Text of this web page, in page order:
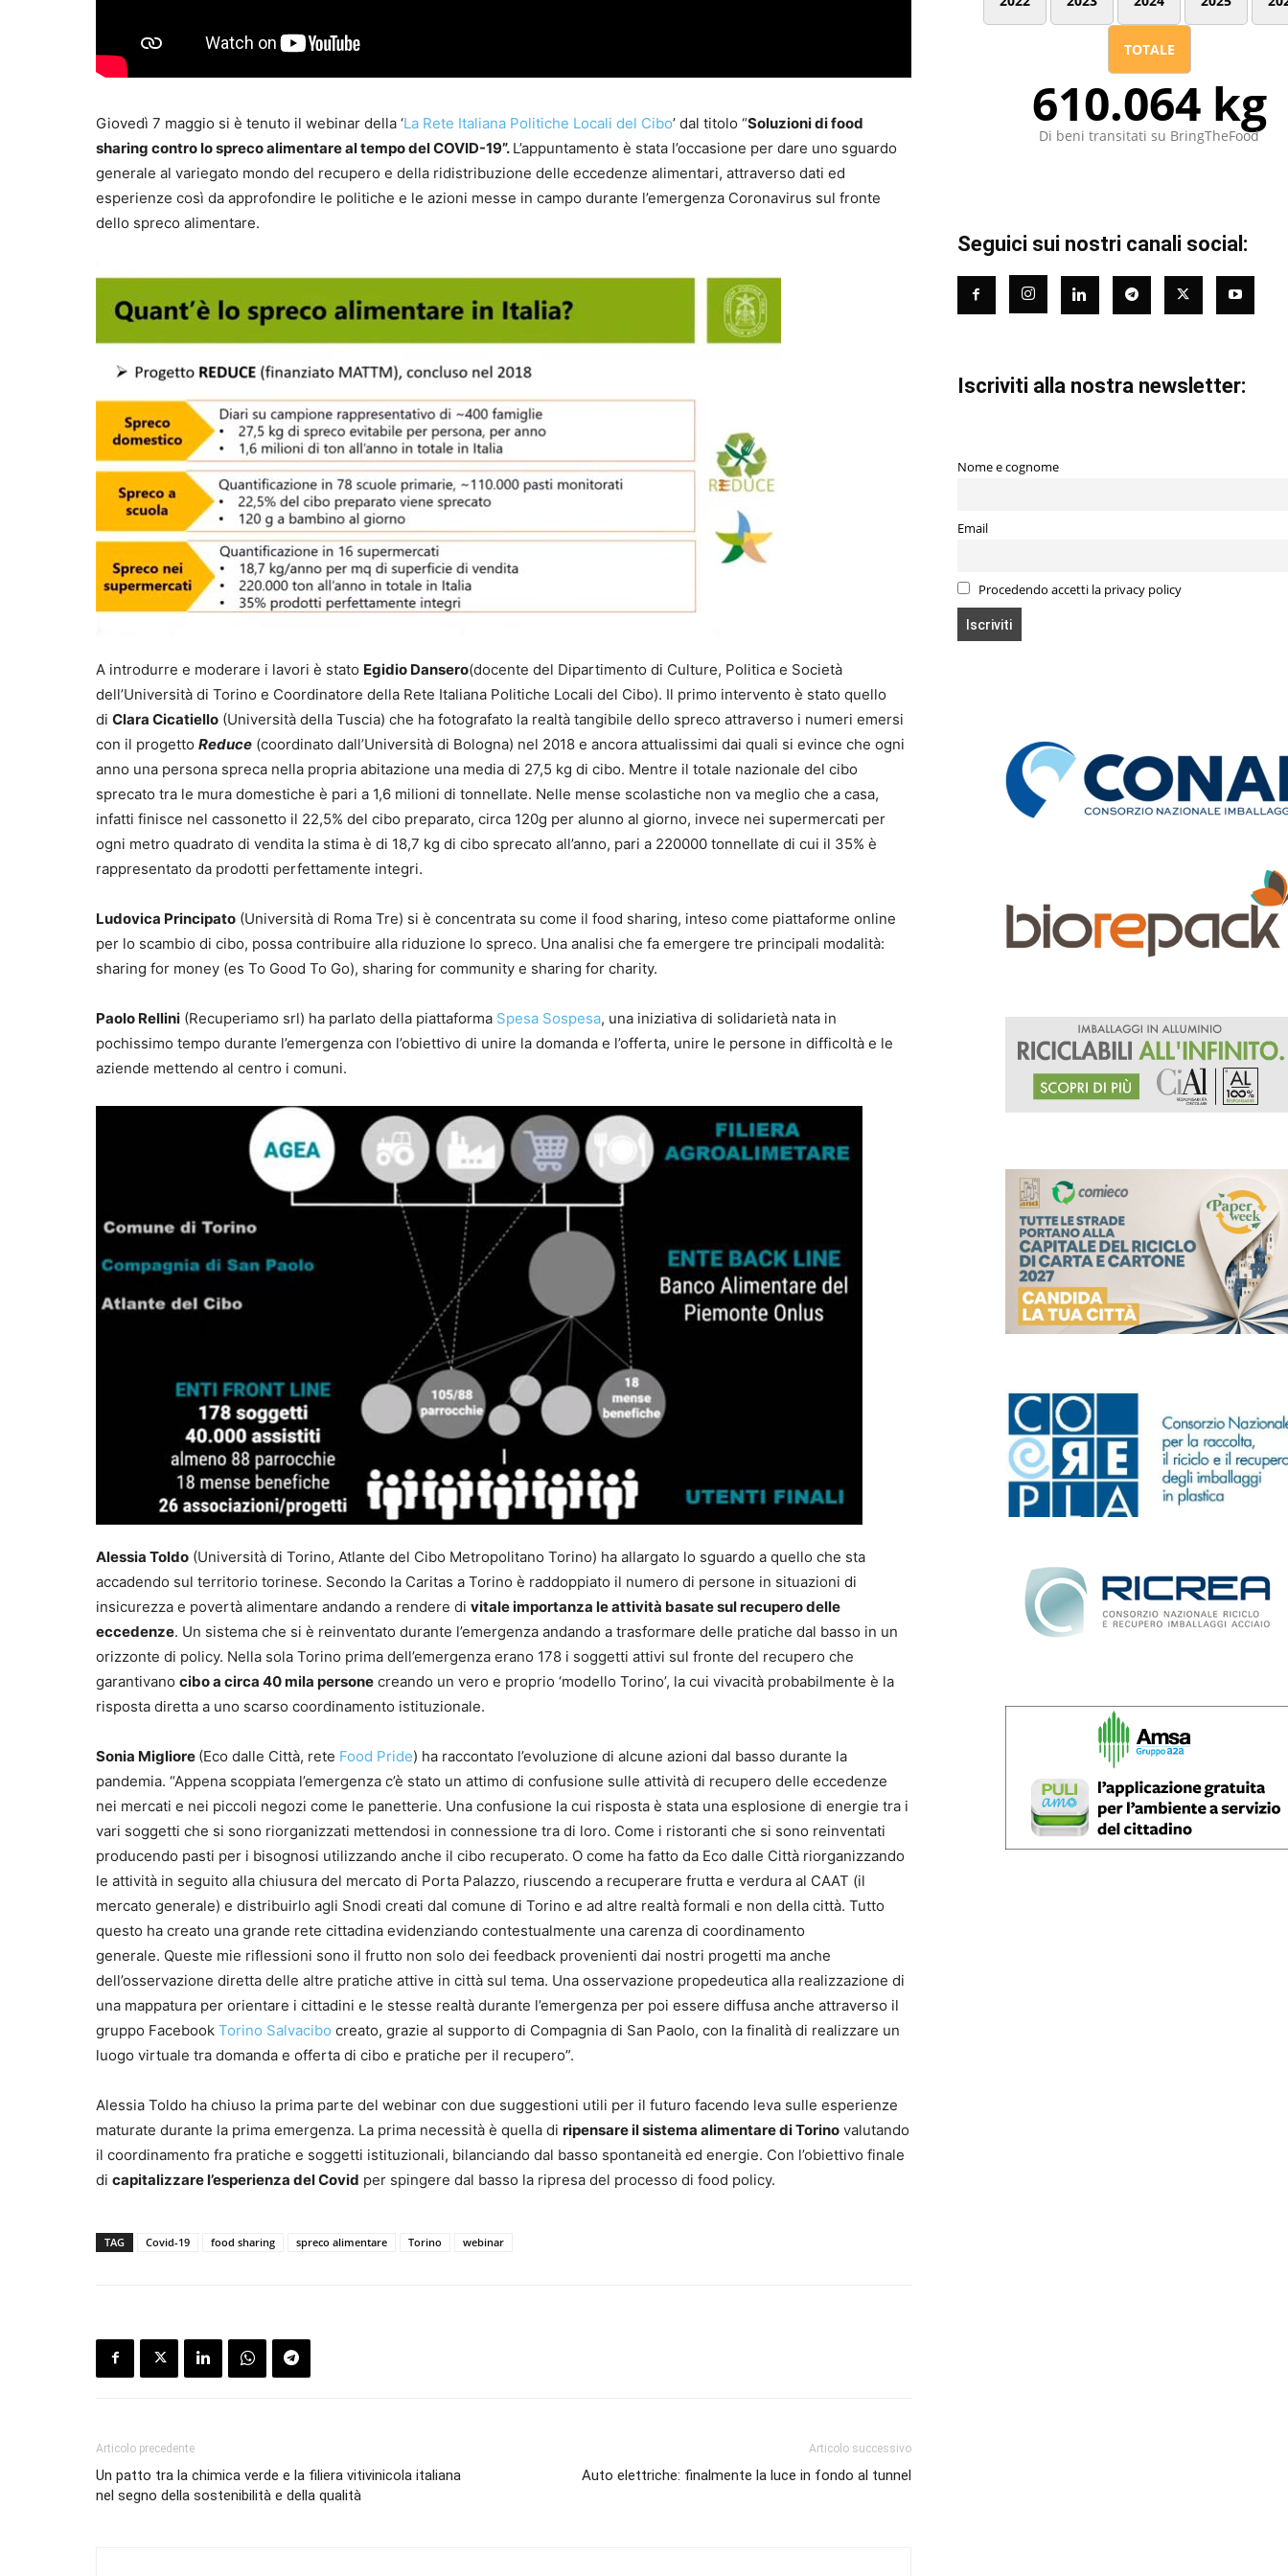
Giovedì 7 maggio si è tenuto il webinar della ‘La Rete Italiana Politiche Locali del Cibo’ dal titolo “Soluzioni di food
sharing contro lo spreco alimentare al tempo del COVID-19”. L’appuntamento è stata l’occasione per dare uno sguardo
generale al variegato mondo del recupero e della ridistribuzione delle eccedenze alimentari, attraverso dati ed
esperienze così da approfondire le politiche e le azioni messe in campo durante l’emergenza Coronavirus sul fronte
dello spreco alimentare.
A introdurre e moderare i lavori è stato Egidio Dansero(docente del Dipartimento di Culture, Politica e Società
dell’Università di Torino e Coordinatore della Rete Italiana Politiche Locali del Cibo). Il primo intervento è stato quello
di Clara Cicatiello (Università della Tuscia) che ha fotografato la realtà tangibile dello spreco attraverso i numeri emersi
con il progetto Reduce (coordinato dall’Università di Bologna) nel 2018 e ancora attualissimi dai quali si evince che ogni
anno una persona spreca nella propria abitazione una media di 27,5 kg di cibo. Mentre il totale nazionale del cibo
sprecato tra le mura domestiche è pari a 1,6 milioni di tonnellate. Nelle mense scolastiche non va meglio che a casa,
infatti finisce nel cassonetto il 22,5% del cibo preparato, circa 120g per alunno al giorno, invece nei supermercati per
ogni metro quadrato di vendita la stima è di 18,7 kg di cibo sprecato all’anno, pari a 220000 tonnellate di cui il 35% è
rappresentato da prodotti perfettamente integri.
Ludovica Principato (Università di Roma Tre) si è concentrata su come il food sharing, inteso come piattaforme online
per lo scambio di cibo, possa contribuire alla riduzione lo spreco. Una analisi che fa emergere tre principali modalità:
sharing for money (es To Good To Go), sharing for community e sharing for charity.
Paolo Rellini (Recuperiamo srl) ha parlato della piattaforma Spesa Sospesa, una iniziativa di solidarietà nata in
pochissimo tempo durante l’emergenza con l’obiettivo di unire la domanda e l’offerta, unire le persone in difficoltà e le
aziende mettendo al centro i comuni.
Alessia Toldo (Università di Torino, Atlante del Cibo Metropolitano Torino) ha allargato lo sguardo a quello che sta
accadendo sul territorio torinese. Secondo la Caritas a Torino è raddoppiato il numero di persone in situazioni di
insicurezza e povertà alimentare andando a rendere di vitale importanza le attività basate sul recupero delle
eccedenze. Un sistema che si è reinventato durante l’emergenza andando a trasformare delle pratiche dal basso in un
orizzonte di policy. Nella sola Torino prima dell’emergenza erano 178 i soggetti attivi sul fronte del recupero che
garantivano cibo a circa 40 mila persone creando un vero e proprio ‘modello Torino’, la cui vivacità probabilmente è la
risposta diretta a uno scarso coordinamento istituzionale.
Sonia Migliore (Eco dalle Città, rete Food Pride) ha raccontato l’evoluzione di alcune azioni dal basso durante la
pandemia. “Appena scoppiata l’emergenza c’è stato un attimo di confusione sulle attività di recupero delle eccedenze
nei mercati e nei piccoli negozi come le panetterie. Una confusione la cui risposta è stata una esplosione di energie tra i
vari soggetti che si sono riorganizzati mettendosi in connessione tra di loro. Come i ristoranti che si sono reinventati
producendo pasti per i bisognosi utilizzando anche il cibo recuperato. O come ha fatto da Eco dalle Città riorganizzando
le attività in seguito alla chiusura del mercato di Porta Palazzo, riuscendo a recuperare frutta e verdura al CAAT (il
mercato generale) e distribuirlo agli Snodi creati dal comune di Torino e ad altre realtà formali e non della città. Tutto
questo ha creato una grande rete cittadina evidenziando contestualmente una carenza di coordinamento
generale. Queste mie riflessioni sono il frutto non solo dei feedback provenienti dai nostri progetti ma anche
dell’osservazione diretta delle altre pratiche attive in città sul tema. Una osservazione propedeutica alla realizzazione di
una mappatura per orientare i cittadini e le stesse realtà durante l’emergenza per poi essere diffusa anche attraverso il
gruppo Facebook Torino Salvacibo creato, grazie al supporto di Compagnia di San Paolo, con la finalità di realizzare un
luogo virtuale tra domanda e offerta di cibo e pratiche per il recupero”.
Alessia Toldo ha chiuso la prima parte del webinar con due suggestioni utili per il futuro facendo leva sulle esperienze
maturate durante la prima emergenza. La prima necessità è quella di ripensare il sistema alimentare di Torino valutando
il coordinamento fra pratiche e soggetti istituzionali, bilanciando dal basso spontaneità ed energie. Con l’obiettivo finale
di capitalizzare l’esperienza del Covid per spingere dal basso la ripresa del processo di food policy.
TAG Covid-19 food sharing spreco alimentare Torino webinar
Articolo precedente
Un patto tra la chimica verde e la filiera vitivinicola italiana
nel segno della sostenibilità e della qualità
Articolo successivo
Auto elettriche: finalmente la luce in fondo al tunnel
TOTALE
610.064 kg
Di beni transitati su BringTheFood
Seguici sui nostri canali social:
Iscriviti alla nostra newsletter:
Nome e cognome
Email
Procedendo accetti la privacy policy